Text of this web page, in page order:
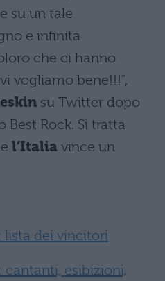
su un tale
e infinita
che ci hanno
vogliamo bene!!!”,
su Twitter dopo
Rock. Si tratta
l’Italia vince un
lista dei vincitori
cantanti, esibizioni,